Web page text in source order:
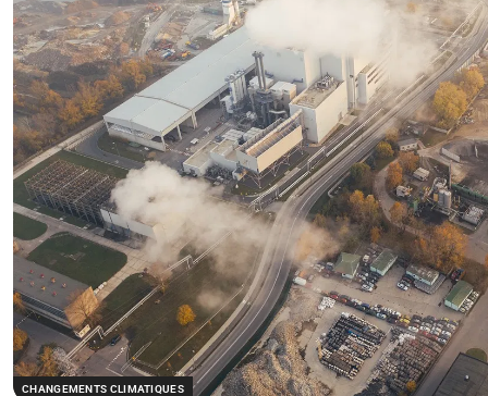
CHANGEMENTS CLIMATIQUES